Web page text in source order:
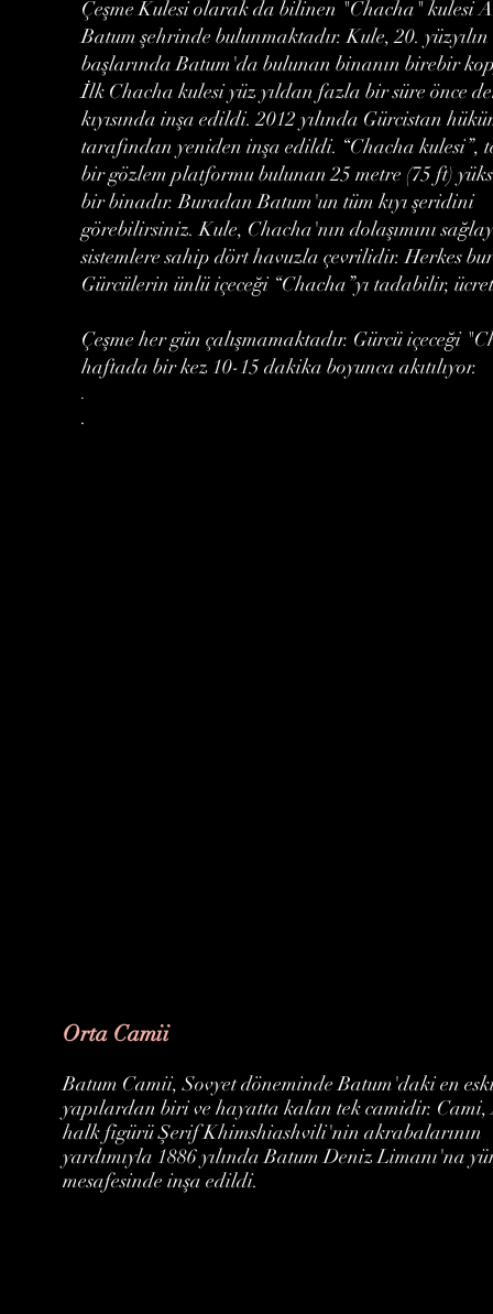
Çeşme Kulesi olarak da bilinen "Chacha" kulesi
Batum şehrinde bulunmaktadır. Kule, 20. yüzyılın
başlarında Batum'da bulunan binanın birebir
İlk Chacha kulesi yüz yıldan fazla bir süre önce
kıyısında inşa edildi. 2012 yılında Gürcistan
tarafından yeniden inşa edildi. “Chacha kulesi”,
bir gözlem platformu bulunan 25 metre (75 ft)
bir binadır. Buradan Batum'un tüm kıyı şeridini
görebilirsiniz. Kule, Chacha'nın dolaşımını
sistemlere sahip dört havuzla çevrilidir. Herkes
Gürcülerin ünlü içeceği “Chacha”yı tadabilir,
Çeşme her gün çalışmamaktadır. Gürcü içeceği
haftada bir kez 10-15 dakika boyunca akıtılıyor.
.
.
Orta Camii
Batum Camii, Sovyet döneminde Batum'daki en
yapılardan biri ve hayatta kalan tek camidir. Cami,
halk figürü Şerif Khimshiashvili'nin akrabalarının
yardımıyla 1886 yılında Batum Deniz Limanı'na
mesafesinde inşa edildi.